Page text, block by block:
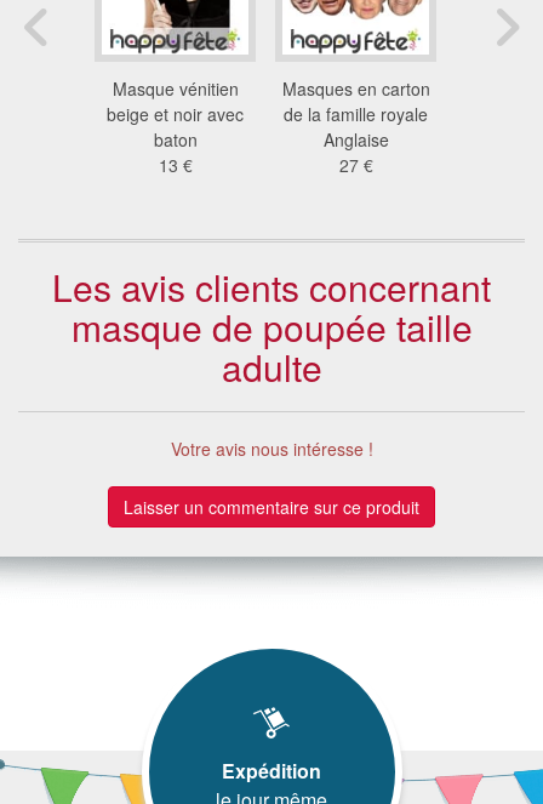
Masque vénitien
beige et noir avec
baton
13 €
Masques en carton
de la famille royale
Anglaise
27 €
Les avis clients concernant
masque de poupée taille
adulte
Votre avis nous intéresse !
Laisser un commentaire sur ce produit
Expédition